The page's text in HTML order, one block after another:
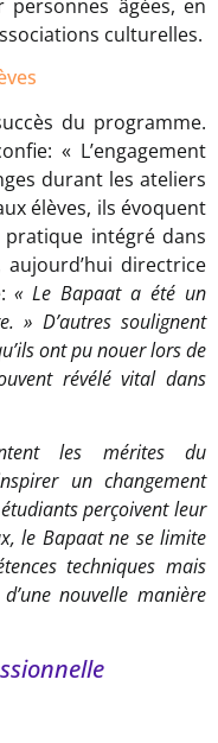
âgées, en
culturelles.
du programme.
« L’engagement
durant les ateliers
élèves, ils évoquent
intégré dans
directrice
« Le Bapaat a été un
» D’autres soulignent
ont pu nouer lors de
révélé vital dans
les mérites du
un changement
perçoivent leur
le Bapaat ne se limite
techniques mais
nouvelle manière